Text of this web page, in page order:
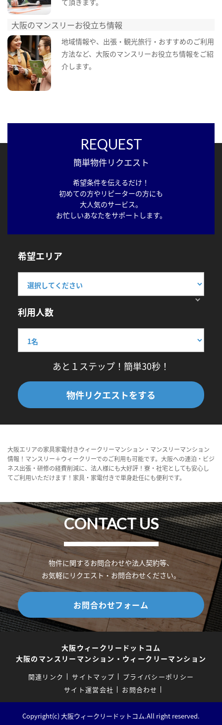
大阪のマンスリーお役立ち情報
地域情報や、出張・観光旅行・おすすめのご利用
方法など、大阪のマンスリーお役立ち情報をご紹
介します。
REQUEST
簡単物件リクエスト
希望条件を伝えるだけ！
初めての方やリピーターの方にも
大人気のサービス。
お忙しいあなたをサポートします。
希望エリア
利用人数
あと１ステップ！簡単30秒！
物件リクエストをする
大阪エリアの家具家電付きウィークリーマンション・マンスリーマンション
情報！マンスリー＋ウィークリーでのご利用も可能です。大阪への連泊・ビジ
ネス出張・研修の経費削減に、法人様にも大好評！寮・社宅としても安心し
てご利用いただけます！家具・家電付きで単身赴任にも便利です。
CONTACT US
物件に関するお問合わせや法人契約等、
お気軽にリクエスト・お問合わせください。
お問合わせフォーム
大阪ウィークリードットコム
大阪のマンスリーマンション・ウィークリーマンション
関連リンク サイトマップ
プライバシーポリシー
サイト運営会社
お問合わせ
Copyright(c) 大阪ウィークリードットコム.All right reserved.